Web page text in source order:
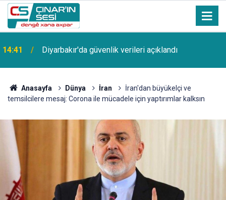
14:41 Diyarbakır'da güvenlik verileri açıklandı
Anasayfa Dünya İran
İran'dan büyükelçi ve
temsilcilere mesaj: Corona ile mücadele için yaptırımlar kalksın